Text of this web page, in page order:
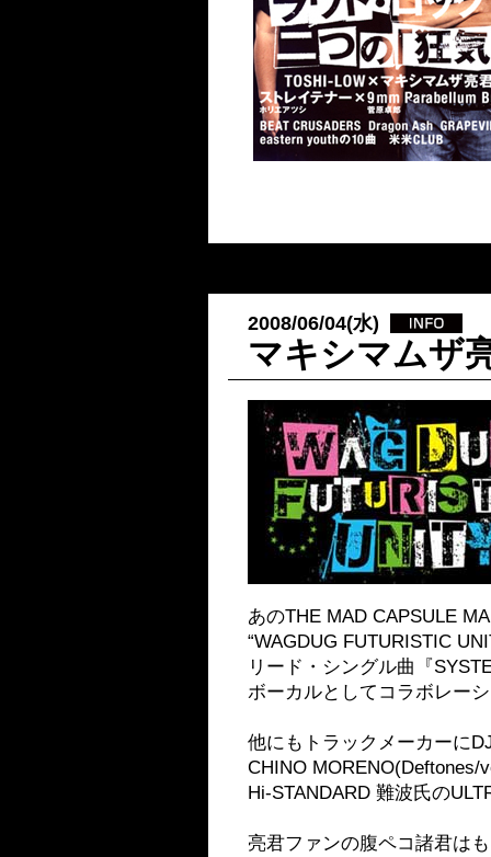
2008/06/04(水)
マキシマムザ
あのTHE MAD CAPSULE
“WAGDUG FUTURISTIC
リード・シングル曲『
ボーカルとしてコラボレー
他にもトラックメーカーに
CHINO MORENO(Deftones/
Hi-STANDARD 難波氏の
亮君ファンの腹ペコ諸君は